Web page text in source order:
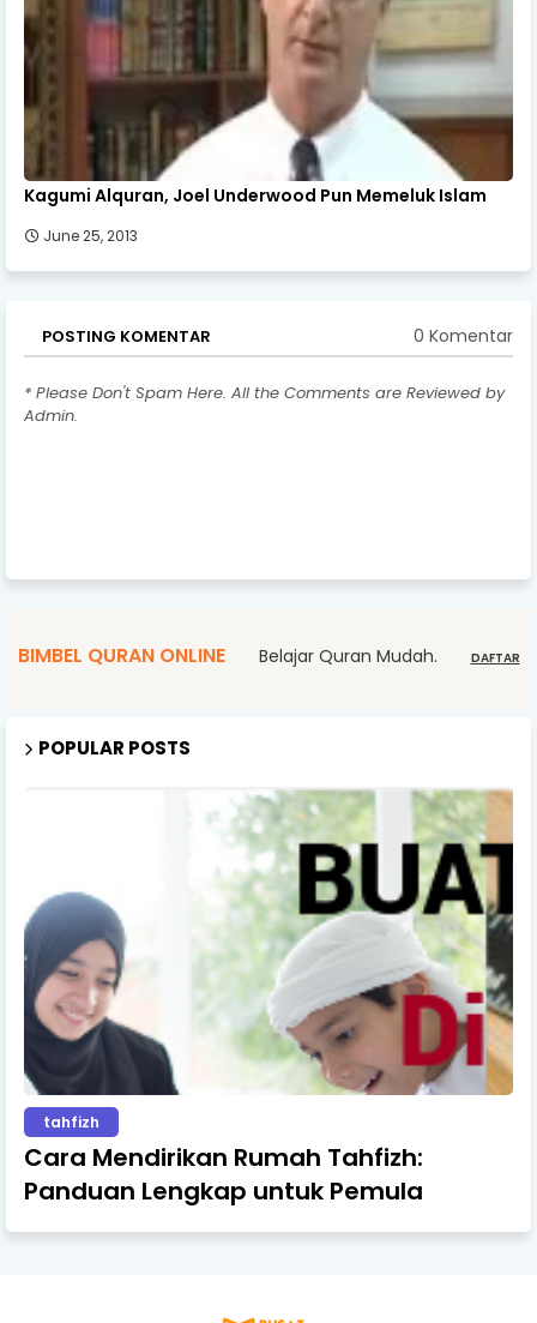
Kagumi Alquran, Joel Underwood Pun Memeluk Islam
June 25, 2013
POSTING KOMENTAR 0 Komentar
* Please Don't Spam Here. All the Comments are Reviewed by
Admin.
BIMBEL QURAN ONLINE Belajar Quran Mudah. DAFTAR
POPULAR POSTS
tahfizh
Cara Mendirikan Rumah Tahfizh:
Panduan Lengkap untuk Pemula